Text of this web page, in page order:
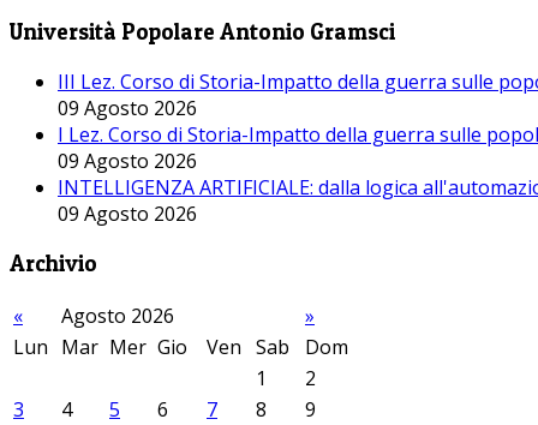
Università Popolare Antonio Gramsci
III Lez. Corso di Storia-Impatto della guerra sulle
09 Agosto 2026
I Lez. Corso di Storia-Impatto della guerra sulle
09 Agosto 2026
INTELLIGENZA ARTIFICIALE: dalla logica
09 Agosto 2026
Archivio
« Agosto 2026
»
Lun Mar Mer Gio Ven Sab
Dom
1
2
3
4 5 6 7 8 9